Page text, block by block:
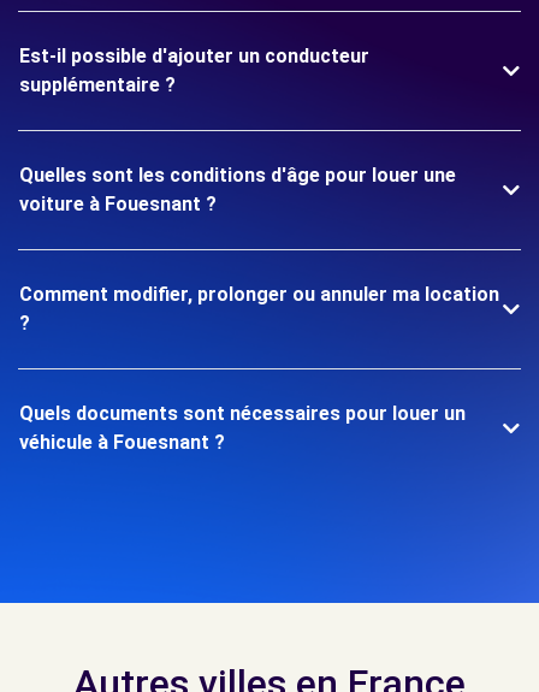
Est-il possible d'ajouter un conducteur
supplémentaire ?
Quelles sont les conditions d'âge pour louer une
voiture à Fouesnant ?
Comment modifier, prolonger ou annuler ma location
?
Quels documents sont nécessaires pour louer un
véhicule à Fouesnant ?